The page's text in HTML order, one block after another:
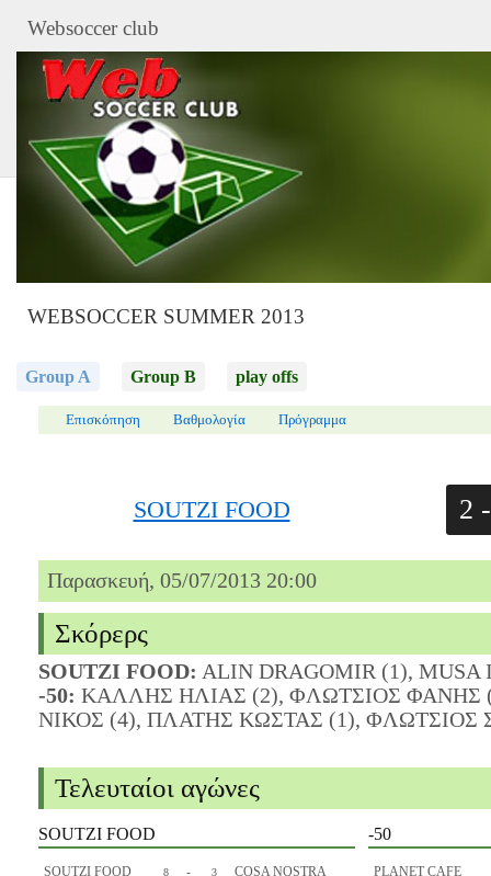
Websoccer club
WEBSOCCER SUMMER 2013
Group A Group B play offs
Επισκόπηση Βαθμολογία Πρόγραμμα
SOUTZI FOOD 2
Παρασκευή, 05/07/2013 20:00
Σκόρερς
SOUTZI FOOD: ALIN DRAGOMIR (1), MUSA
-50: ΚΑΛΛΗΣ ΗΛΙΑΣ (2), ΦΛΩΤΣΙΟΣ ΦΑΝΗΣ
ΝΙΚΟΣ (4), ΠΛΑΤΗΣ ΚΩΣΤΑΣ (1), ΦΛΩΤΣΙΟΣ
Τελευταίοι αγώνες
SOUTZI FOOD
SOUTZI FOOD 8 - 3
COSA NOSTRA
-50
PLANET CAFE